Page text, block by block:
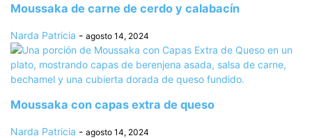
Moussaka de carne de cerdo y calabacín
Narda Patricia - agosto 14, 2024
Moussaka con capas extra de queso
Narda Patricia - agosto 14, 2024